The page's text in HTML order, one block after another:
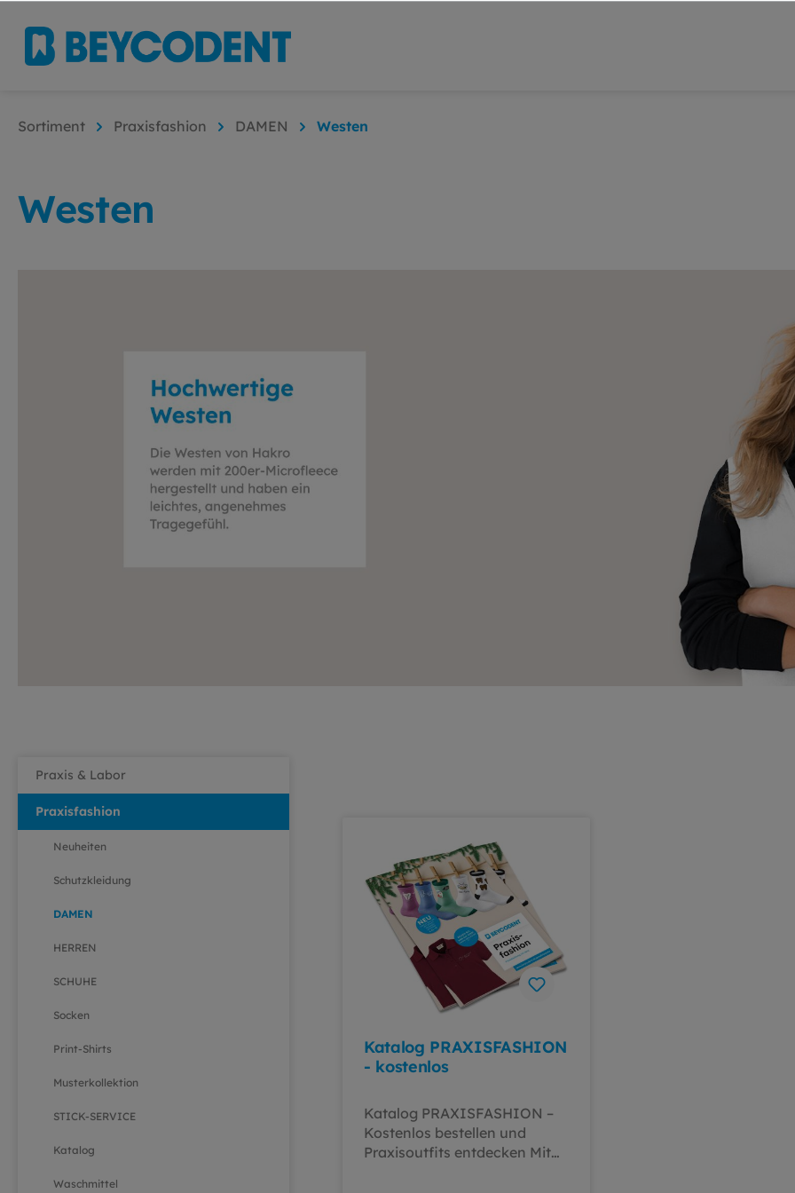
Sortiment Praxisfashion DAMEN Westen
Westen
Praxis & Labor
Praxisfashion
Neuheiten
Schutzkleidung
DAMEN
HERREN
SCHUHE
Socken
Print-Shirts
Musterkollektion
STICK-SERVICE
Katalog
Waschmittel
Katalog PRAXISFASHION
- kostenlos
Katalog PRAXISFASHION –
Kostenlos bestellen und
Praxisoutfits entdecken Mit